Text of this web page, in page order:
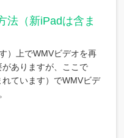
法（新iPadは含ま
）上でWMVビデオを再
ありますが、ここで
ています）でWMVビデ